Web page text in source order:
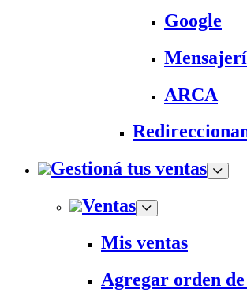
Google
ARCA
Gestioná tus ventas
Ventas
Mis ventas
Agregar orden